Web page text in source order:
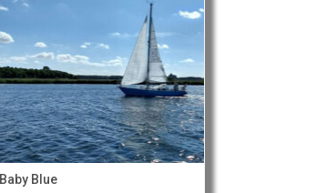
Baby Blue